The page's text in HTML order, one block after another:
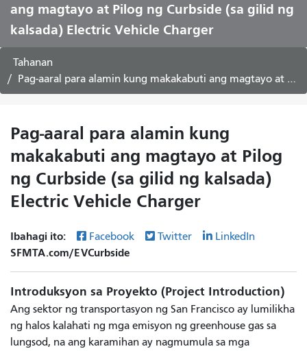
ang magtayo at Pilog ng Curbside (sa gilid ng
kalsada) Electric Vehicle Charger
Tahanan
Pag-aaral para alamin kung makakabuti ang magtayo at Pilog ng Curbside (sa gilid ng kalsada) Electric Vehicle Charger
Pag-aaral para alamin kung
makakabuti ang magtayo at Pilog
ng Curbside (sa gilid ng kalsada)
Electric Vehicle Charger
Ibahagi ito: Facebook Twitter LinkedIn
SFMTA.com/EVCurbside
Introduksyon sa Proyekto (Project Introduction)
Ang sektor ng transportasyon ng San Francisco ay lumilikha
ng halos kalahati ng mga emisyon ng greenhouse gas sa
lungsod, na ang karamihan ay nagmumula sa mga